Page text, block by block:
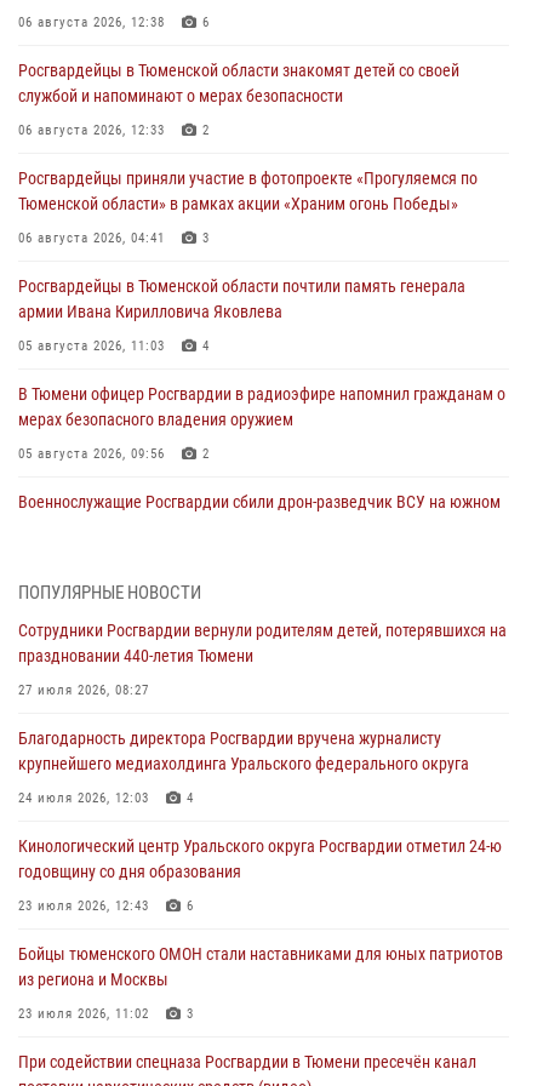
06 августа 2026, 12:38 6
Росгвардейцы в Тюменской области знакомят детей со своей
службой и напоминают о мерах безопасности
06 августа 2026, 12:33 2
Росгвардейцы приняли участие в фотопроекте «Прогуляемся по
Тюменской области» в рамках акции «Храним огонь Победы»
06 августа 2026, 04:41 3
Росгвардейцы в Тюменской области почтили память генерала
армии Ивана Кирилловича Яковлева
05 августа 2026, 11:03 4
В Тюмени офицер Росгвардии в радиоэфире напомнил гражданам о
мерах безопасного владения оружием
05 августа 2026, 09:56 2
Военнослужащие Росгвардии сбили дрон-разведчик ВСУ на южном
масштабных спортивных событий на Урале
05 августа 2026, 05:22
виновника ДТП
05 августа 2026, 05:15
труженицу тыла из Тюмени
04 августа 2026, 11:07
условиях в Тюменской области (видео)
04 августа 2026, 06:28
ПОПУЛЯРНЫЕ НОВОСТИ
Сотрудники Росгвардии вернули родителям детей, потерявшихся на
праздновании 440-летия Тюмени
27 июля 2026, 08:27
Благодарность директора Росгвардии вручена журналисту
крупнейшего медиахолдинга Уральского федерального округа
24 июля 2026, 12:03 4
Кинологический центр Уральского округа Росгвардии отметил 24-ю
годовщину со дня образования
23 июля 2026, 12:43 6
Бойцы тюменского ОМОН стали наставниками для юных патриотов
из региона и Москвы
23 июля 2026, 11:02 3
При содействии спецназа Росгвардии в Тюмени пресечён канал